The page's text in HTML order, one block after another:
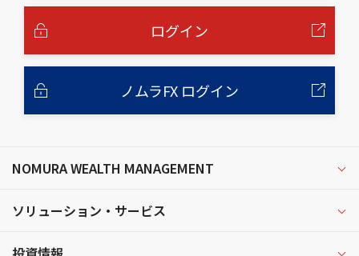
ログイン
ノムラFX ログイン
NOMURA WEALTH MANAGEMENT
ソリューション・サービス